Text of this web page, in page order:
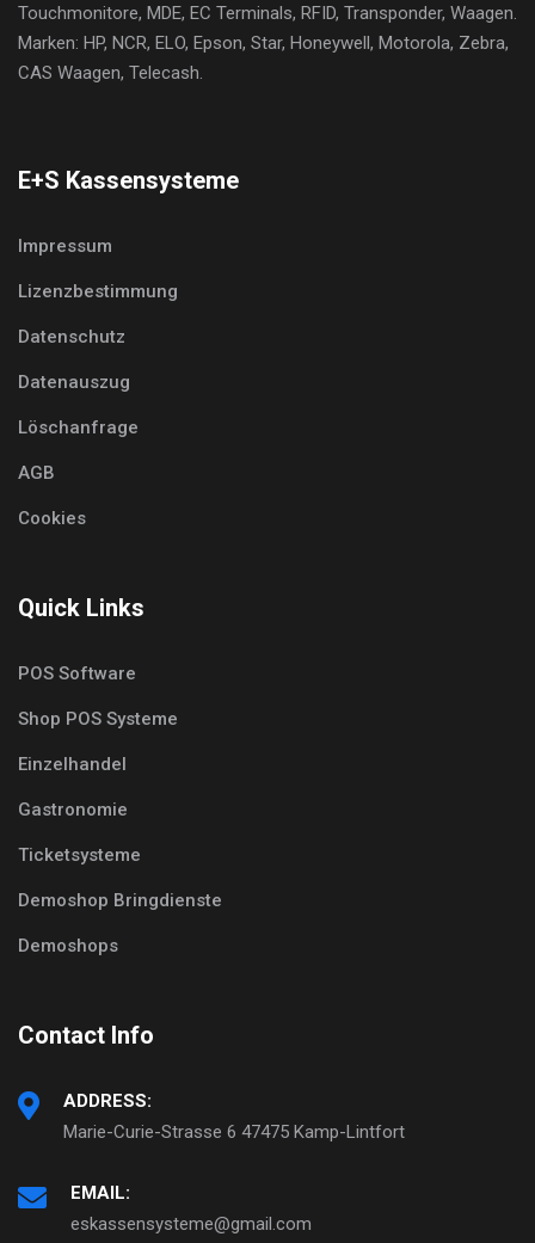
Touchmonitore, MDE, EC Terminals, RFID, Transponder, Waagen.
Marken: HP, NCR, ELO, Epson, Star, Honeywell, Motorola, Zebra,
CAS Waagen, Telecash.
E+S Kassensysteme
Impressum
Lizenzbestimmung
Datenschutz
Datenauszug
Löschanfrage
AGB
Cookies
Quick Links
POS Software
Shop POS Systeme
Einzelhandel
Gastronomie
Ticketsysteme
Demoshop Bringdienste
Demoshops
Contact Info
ADDRESS:
Marie-Curie-Strasse 6 47475 Kamp-Lintfort
EMAIL:
eskassensysteme@gmail.com